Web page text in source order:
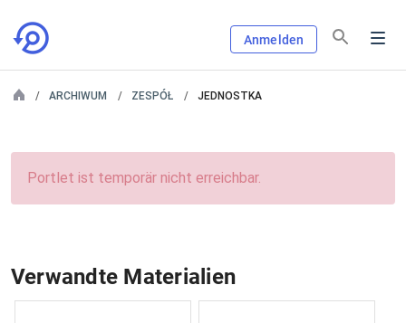
Anmelden
ARCHIWUM ZESPÓŁ JEDNOSTKA
Portlet ist temporär nicht erreichbar.
Verwandte Materialien